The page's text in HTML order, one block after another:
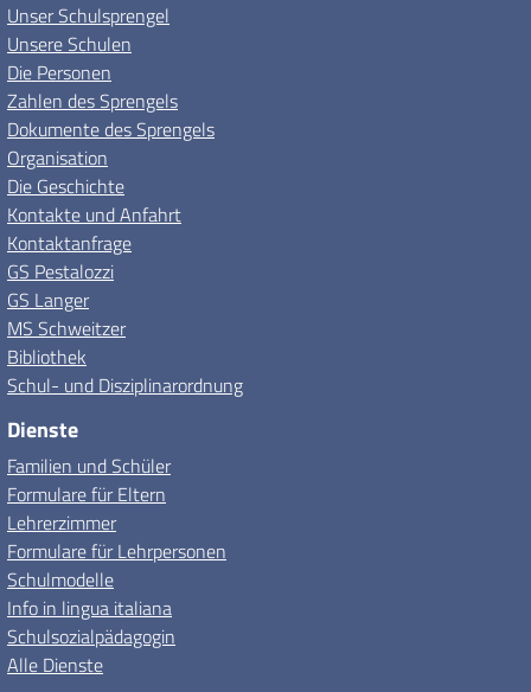
Unser Schulsprengel
Unsere Schulen
Die Personen
Zahlen des Sprengels
Dokumente des Sprengels
Organisation
Die Geschichte
Kontakte und Anfahrt
Kontaktanfrage
GS Pestalozzi
GS Langer
MS Schweitzer
Bibliothek
Schul- und Disziplinarordnung
Dienste
Familien und Schüler
Formulare für Eltern
Lehrerzimmer
Formulare für Lehrpersonen
Schulmodelle
Info in lingua italiana
Schulsozialpädagogin
Alle Dienste